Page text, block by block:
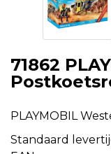
71862
PLAYMOBIL
Standaard